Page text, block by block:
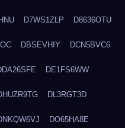
D7WS1ZLP D8636OTU
DBSEVHIY DCN5BVC6
DE1FS6WW
DL3RGT3D
DO65HA8E